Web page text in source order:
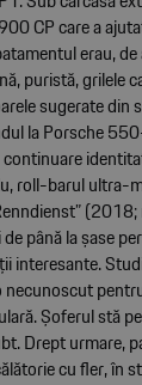
CP care a
erau,
puristă, grilele
sugerate
la Porsche
roll-barul ultra-
până la șase
interesante.
Șoferul stă
Drept urmare,
cu fler, în